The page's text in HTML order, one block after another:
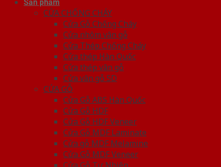
Sản phẩm
CỬA CHỐNG CHÁY
Cửa Gỗ Chống Cháy
Cửa nhôm vân gỗ
Cửa Thép Chống Cháy
Cửa thép Hàn Quốc
Cửa thép vân gỗ
Cửa vân gỗ 5D
CỬA GỖ
Cửa Gỗ ABS Hàn Quốc
Cửa Gỗ HDF
Cửa Gỗ HDF Veneer
Cửa Gỗ MDF Laminate
Cửa gỗ MDF Melamine
Cửa Gỗ MDF Veneer
Cửa Gỗ Tự Nhiên